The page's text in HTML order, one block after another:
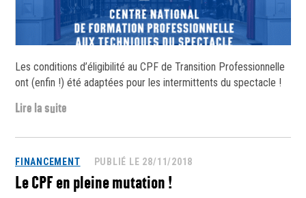
Les conditions d’éligibilité au CPF de Transition Professionnelle
ont (enfin !) été adaptées pour les intermittents du spectacle !
Lire la suite
FINANCEMENT PUBLIÉ LE 28/11/2018
Le CPF en pleine mutation !